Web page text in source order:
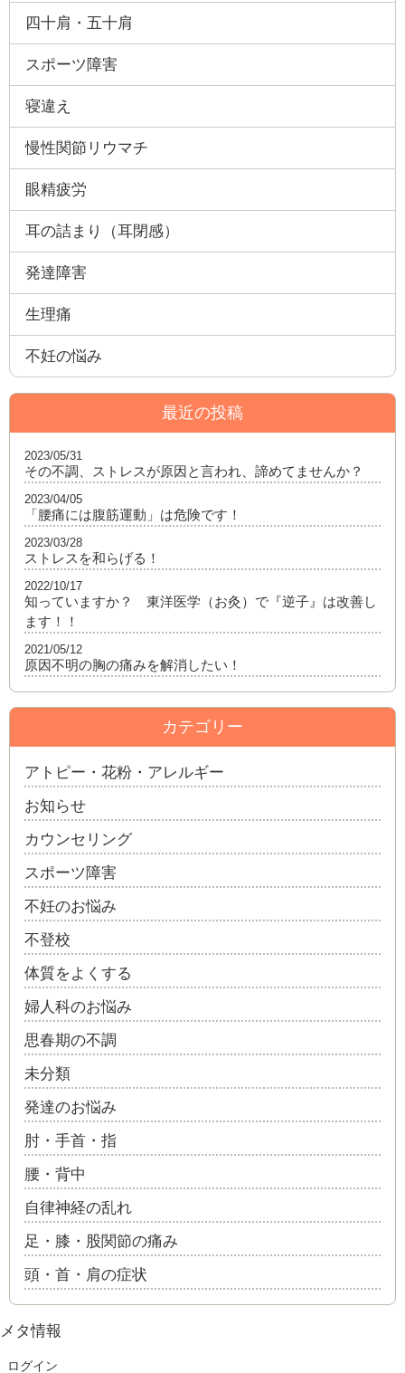
四十肩・五十肩
スポーツ障害
寝違え
慢性関節リウマチ
眼精疲労
耳の詰まり（耳閉感）
発達障害
生理痛
不妊の悩み
最近の投稿
その不調、ストレスが原因と言われ、諦めてませんか？
2023/05/31
「腰痛には腹筋運動」は危険です！
2023/04/05
ストレスを和らげる！
2023/03/28
知っていますか？ 東洋医学（お灸）で『逆子』は改善し
ます！！
2022/10/17
原因不明の胸の痛みを解消したい！
2021/05/12
カテゴリー
アトピー・花粉・アレルギー
お知らせ
カウンセリング
スポーツ障害
不妊のお悩み
不登校
体質をよくする
婦人科のお悩み
思春期の不調
未分類
発達のお悩み
肘・手首・指
腰・背中
自律神経の乱れ
足・膝・股関節の痛み
頭・首・肩の症状
メタ情報
ログイン